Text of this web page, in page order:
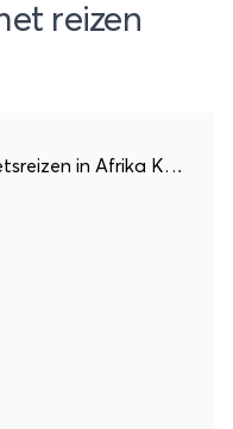
reizen
Africa Cycling, Fietsreizen in Afrika Kenia